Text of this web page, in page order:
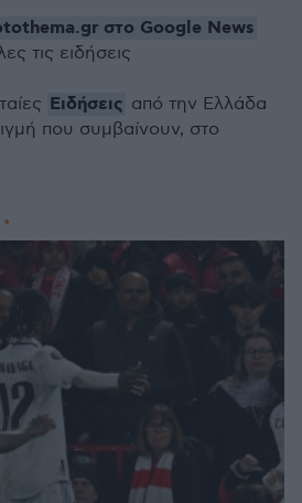
στο Google News
τις ειδήσεις
Ειδήσεις από την Ελλάδα
που συμβαίνουν, στο